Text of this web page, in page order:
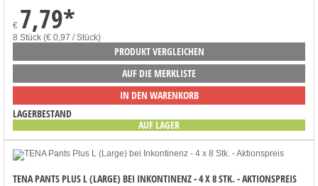
€ 7,79*
8 Stück (€ 0,97 / Stück)
PRODUKT VERGLEICHEN
AUF DIE MERKLISTE
IN DEN WARENKORB
LAGERBESTAND
AUF LAGER
TENA PANTS PLUS L (LARGE) BEI INKONTINENZ - 4 X 8 STK. - AKTIONSPREIS